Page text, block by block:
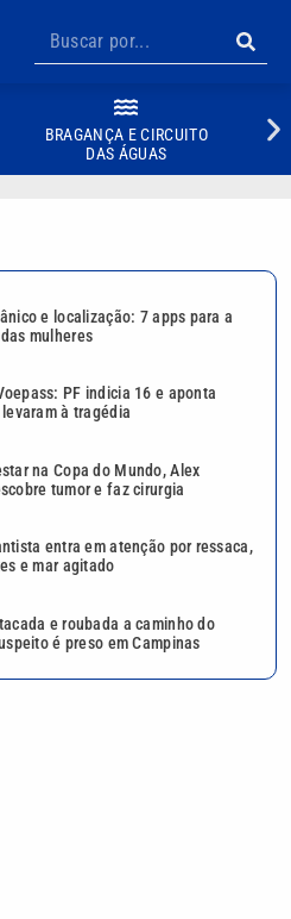
BRAGANÇA E CIRCUITO
DAS ÁGUAS
e localização: 7 apps para a
mulheres
PF indicia 16 e aponta
à tragédia
na Copa do Mundo, Alex
tumor e faz cirurgia
entra em atenção por ressaca,
e mar agitado
e roubada a caminho do
é preso em Campinas